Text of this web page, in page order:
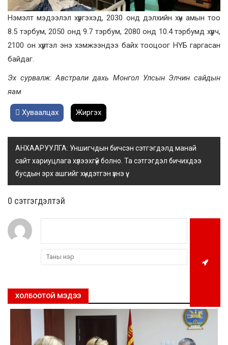
Нэмэлт мэдээлэл хүргэхэд, 2030 онд дэлхийн хүн амын тоо
8.5 тэрбум, 2050 онд 9.7 тэрбум, 2080 онд 10.4 тэрбумд хүрч,
2100 он хүртэл энэ хэмжээндээ байх тооцоог НҮБ гаргасан
байдаг.
Эх сурвалж: Австрали дахь Монгол Улсын Элчин сайдын
яам
Хуваалцах Жиргэх
АНХААРУУЛГА: Уншигчдын бичсэн сэтгэгдэлд манай
сайт хариуцлага хүлээхгүй болно. Та сэтгэгдэл бичихдээ
бусдын эрх ашгийг хүндэтгэн үзнэ үү.
0 cэтгэгдэлтэй
ХОЛБООТОЙ МЭДЭЭ